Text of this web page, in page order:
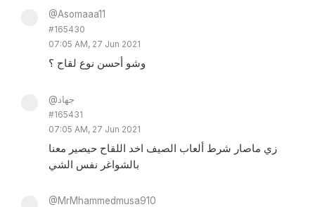
@Asomaaa11
#165430
07:05 AM, 27 Jun 2021
وشو أحسن نوع لقاح ؟
@جهاد
#165431
07:05 AM, 27 Jun 2021
زي ماصار شرط ألعاب الصيف اخد اللقاح حيصير معنا
بالشواغر نفس الشي
@MrMhammedmusa910